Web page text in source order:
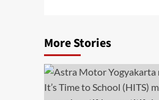
More Stories